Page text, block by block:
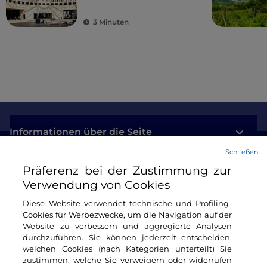
3 Minuten
Informationen über die Seite
Nützliche Links
Login
Bleiben wir in Kontakt
Präferenz bei der Zustimmung zur
Verwendung von Cookies
Diese Website verwendet technische und Profiling-
Cookies für Werbezwecke, um die Navigation auf der
Website zu verbessern und aggregierte Analysen
durchzuführen. Sie können jederzeit entscheiden,
welchen Cookies (nach Kategorien unterteilt) Sie
zustimmen, welche Sie verweigern oder widerrufen
Schließen